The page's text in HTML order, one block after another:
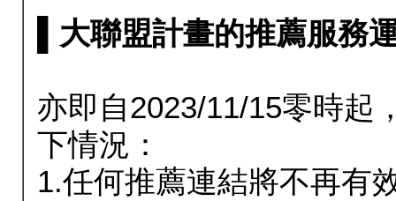
▌大聯盟計畫的推薦服務
亦即自2023/11/15零時起
下情況：
1.任何推薦連結將不再有